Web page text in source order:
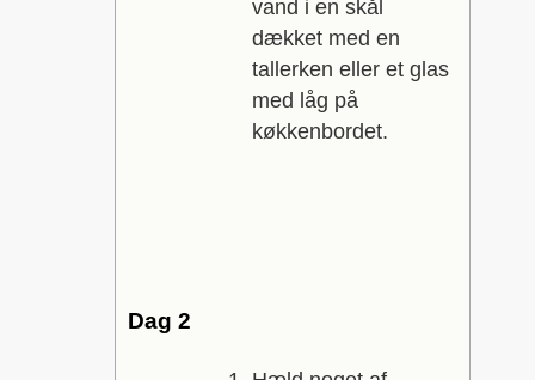
vand i en skål
dækket med en
tallerken eller et glas
med låg på
køkkenbordet.
Dag 2